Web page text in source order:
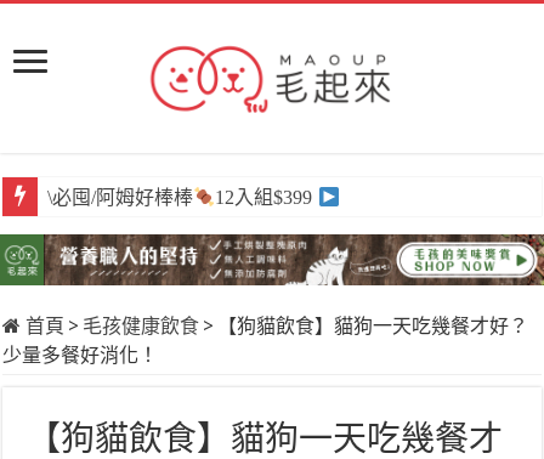
\必囤/阿姆好棒棒 12入組$399
\獨家/原肉嫩鮮食 任選買6送3
首頁 > 毛孩健康飲食 >
【狗貓飲食】貓狗一天吃幾餐才好？
少量多餐好消化！
【狗貓飲食】貓狗一天吃幾餐才